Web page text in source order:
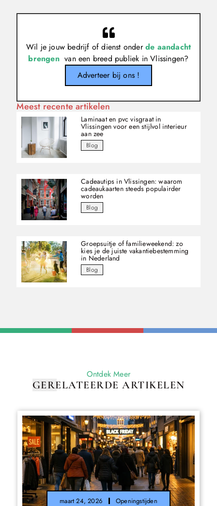
Wil je jouw bedrijf of dienst onderde aandacht
brengenvan een breed publiek in Vlissingen?
Adverteer bij ons !
Meest recente artikelen
Laminaat en pvc visgraat in
Vlissingen voor een stijlvol interieur
aan zee
Blog
Cadeautips in Vlissingen: waarom
cadeaukaarten steeds populairder
worden
Blog
Groepsuitje of familieweekend: zo
kies je de juiste vakantiebestemming
in Nederland
Blog
Ontdek Meer
GERELATEERDE ARTIKELEN
maart 24, 2026 Openingstijden